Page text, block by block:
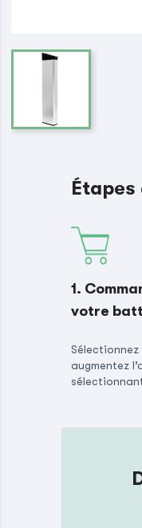
1.
votre
Sélectionnez
augmentez